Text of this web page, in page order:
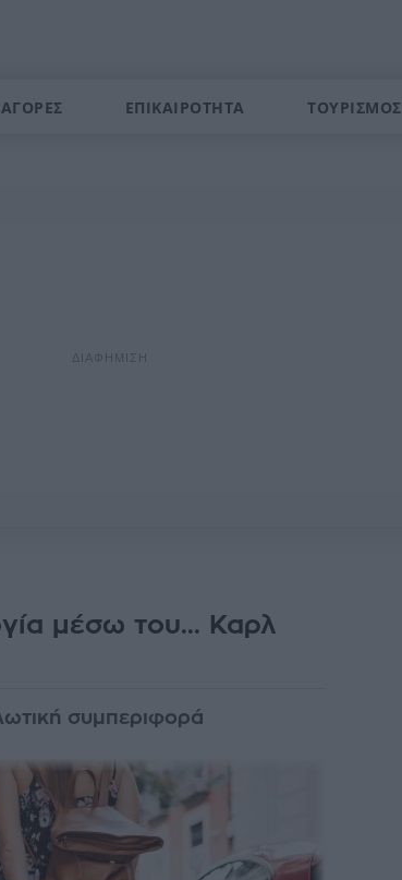
ΑΓΟΡΕΣ ΕΠΙΚΑΙΡΟΤΗΤΑ ΤΟΥΡΙΣΜΟΣ
μέσω του... Καρλ
συμπεριφορά